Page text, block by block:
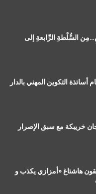
السُّلْطةِ الرِّابعةِ إلى
التكوين المهني بالدار
خريبكة مع سبق الإصرار
هاشتاغ «أمزازي يكذب و